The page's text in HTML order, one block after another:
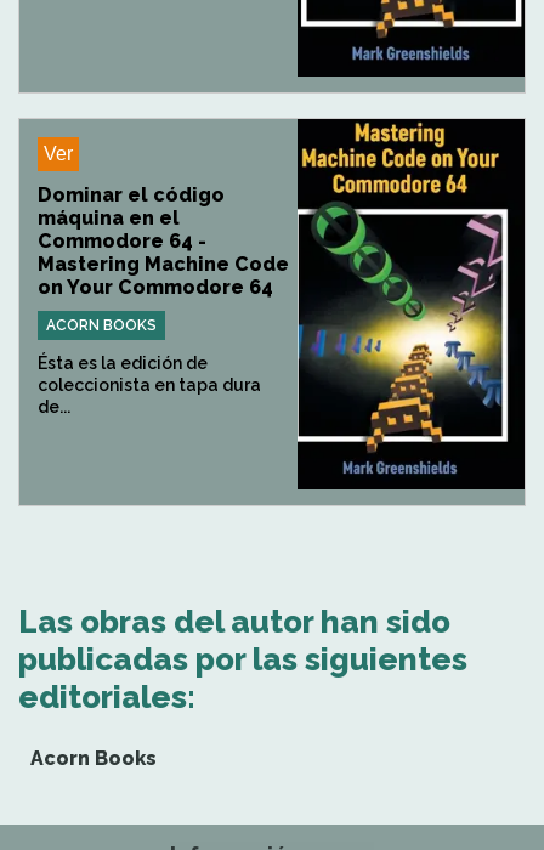
Ver
Dominar el código
máquina en el
Commodore 64 -
Mastering Machine Code
on Your Commodore 64
ACORN BOOKS
Ésta es la edición de
coleccionista en tapa dura
de...
Las obras del autor han sido
publicadas por las siguientes
editoriales:
Acorn Books